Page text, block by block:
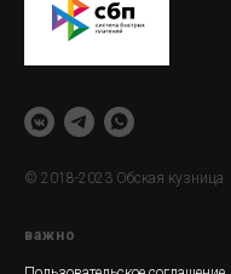
© 2018-2023 Обская кузница
важно